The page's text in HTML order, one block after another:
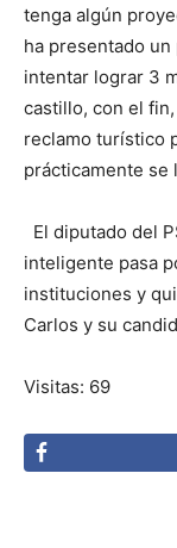
tenga algún
ha presentado
intentar lograr 3
castillo, con el
reclamo turístico
prácticamente se
El diputado del
inteligente pasa
instituciones y
Carlos y su
Visitas: 69